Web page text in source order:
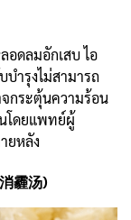
อดลมอักเสบ ไอ
บำรุงไม่สามารถ
กระตุ้นความร้อน
โดยแพทย์ผู้
ยหลัง
霾汤)